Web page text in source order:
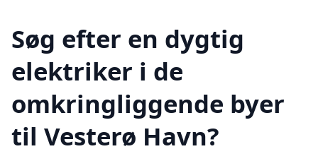
Søg efter en dygtig
elektriker i de
omkringliggende byer
til Vesterø Havn?